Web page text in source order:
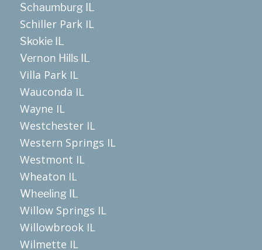
Schaumburg IL
Schiller Park IL
Skokie IL
Vernon Hills IL
Villa Park IL
Wauconda IL
Wayne IL
Westchester IL
Western Springs IL
Westmont IL
Wheaton IL
Wheeling IL
Willow Springs IL
Willowbrook IL
Wilmette IL